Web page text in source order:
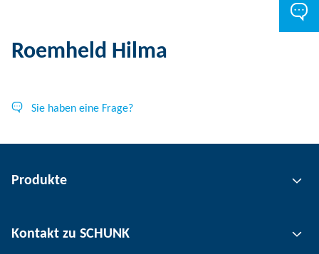
Roemheld Hilma
Sie haben eine Frage?
Produkte
Automatisierungstechnik
Kontakt zu SCHUNK